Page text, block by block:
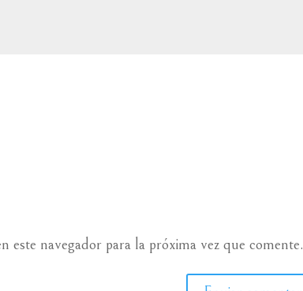
navegador para la próxima vez que comente.